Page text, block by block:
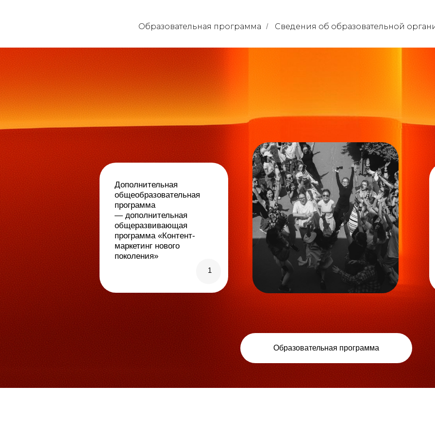
Образовательная программа / Сведения об образовательной
Дополнительная
программа
— дополнительная
общеразвивающая
программа «Контент-
маркетинг нового
поколения»
Срок
6 недель